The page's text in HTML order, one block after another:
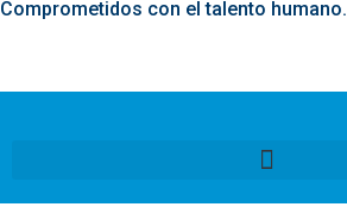
Comprometidos con el talento humano.